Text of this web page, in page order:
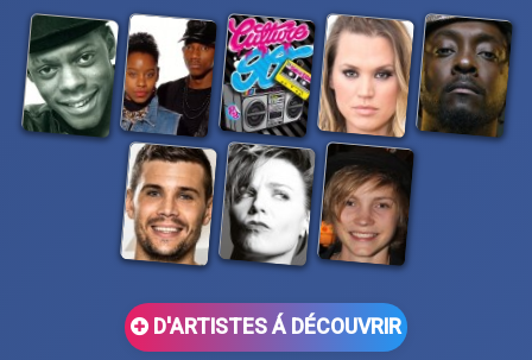
D'ARTISTES Á DÉCOUVRIR